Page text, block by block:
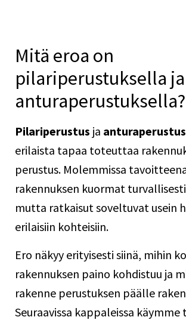
Mitä eroa on
pilariperustuksella ja
anturaperustuksella?
Pilariperustus ja anturaperustus
erilaista tapaa toteuttaa
perustus. Molemmissa
rakennuksen kuormat
mutta ratkaisut soveltuvat usein
erilaisiin kohteisiin.
Ero näkyy erityisesti siinä, mihin
rakennuksen paino kohdistuu ja
rakenne perustuksen päälle
Seuraavissa kappaleissa